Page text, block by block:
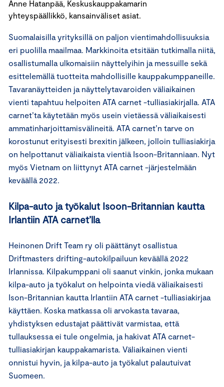
Anne Hatanpää, Keskuskauppakamarin
yhteyspäällikkö, kansainväliset asiat.
Suomalaisilla yrityksillä on paljon vientimahdollisuuksia
eri puolilla maailmaa. Markkinoita etsitään tutkimalla niitä,
osallistumalla ulkomaisiin näyttelyihin ja messuille sekä
esittelemällä tuotteita mahdollisille kauppakumppaneille.
Tavaranäytteiden ja näyttelytavaroiden väliaikainen
vienti tapahtuu helpoiten ATA carnet -tulliasiakirjalla. ATA
carnet’ta käytetään myös usein vietäessä väliaikaisesti
ammatinharjoittamisvälineitä. ATA carnet’n tarve on
korostunut erityisesti brexitin jälkeen, jolloin tulliasiakirja
on helpottanut väliaikaista vientiä Isoon-Britanniaan. Nyt
myös Vietnam on liittynyt ATA carnet -järjestelmään
keväällä 2022.
Kilpa-auto ja työkalut Isoon-Britannian kautta
Irlantiin ATA carnet’lla
Heinonen Drift Team ry oli päättänyt osallistua
Driftmasters drifting-autokilpailuun keväällä 2022
Irlannissa. Kilpakumppani oli saanut vinkin, jonka mukaan
kilpa-auto ja työkalut on helpointa viedä väliaikaisesti
Ison-Britannian kautta Irlantiin ATA carnet -tulliasiakirjaa
käyttäen. Koska matkassa oli arvokasta tavaraa,
yhdistyksen edustajat päättivät varmistaa, että
tullauksessa ei tule ongelmia, ja hakivat ATA carnet-
tulliasiakirjan kauppakamarista. Väliaikainen vienti
onnistui hyvin, ja kilpa-auto ja työkalut palautuivat
Suomeen.